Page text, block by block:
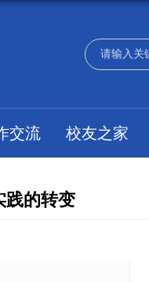
交流 校友之家
践的转变